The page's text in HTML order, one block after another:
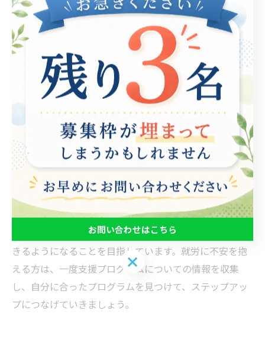
あり、障がいや精神疾患、過去のトラウマ、経験不足な
ど、人それぞれです。そのため、支援プログラムは個々
のニーズに合わせてカスタマイズされています。 具体的
な支援プログラムには、就労前の準備から就労後のフォ
ローアップまで幅広くあります。就労前の準備では、自
分自身の強みや興味、希望する職種を見つけるためのカ
ウンセリングや、履歴書作成や面接指導などが提供され
ます。また、職場に慣れるための仮想職場体験プログラ
ムや就労実習、紹介先企業との面談支援も行われます。
就労後のフォローアップでは、就労中に生じた問題や悩
みに対しての相談窓口や、職場に適応するためのトレー
ニングなどがあります。支援サービスを受けること
で、“自分にできる仕事” を見つけ、自信を持って就労で
きるようになることを目指しています。就労に不安を抱
える方は、一度支援プログラムについての情報を収集
し、自分に合ったプログラムを見つけて、ステップアッ
プにつなげていきましょう。
お問い合わせはこちら
お問い合わせはこちら